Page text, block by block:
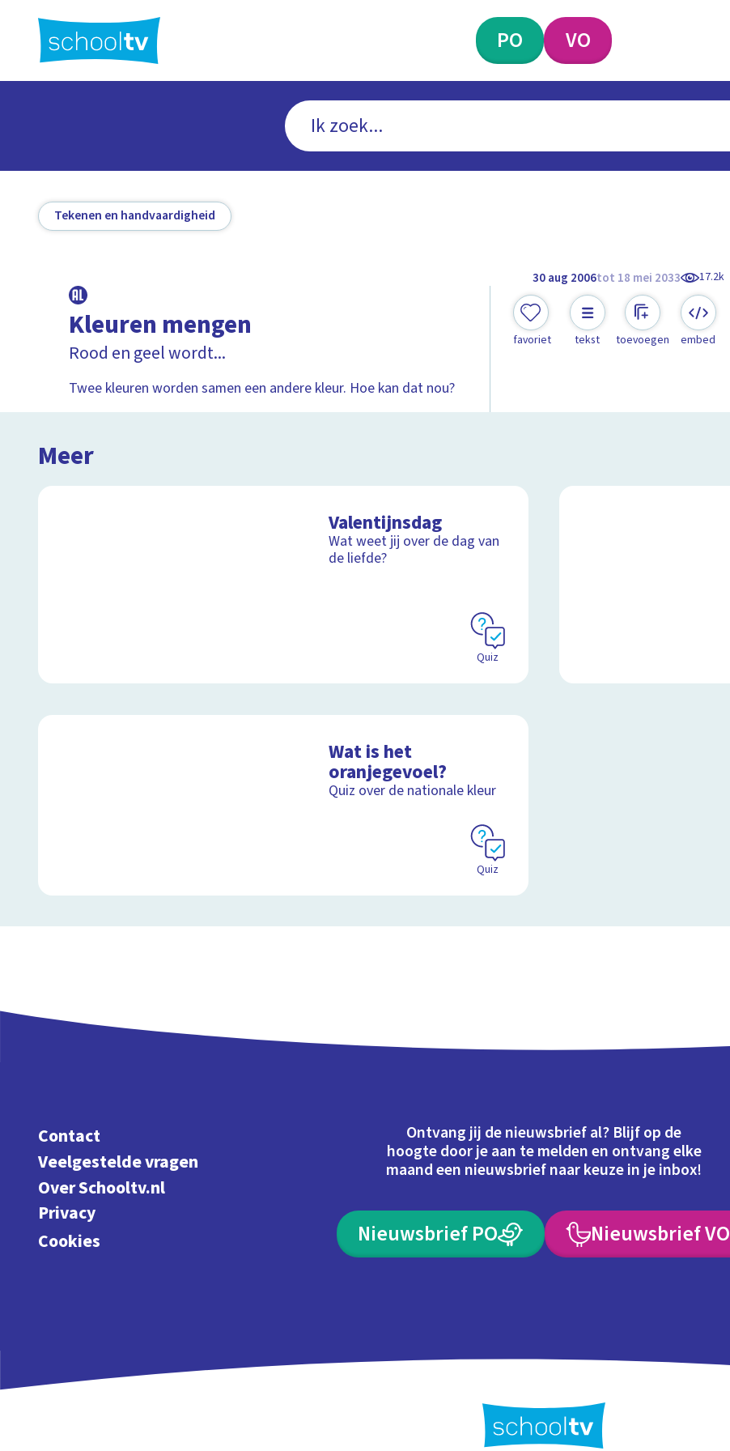
hoofdinhoud
PO VO
Tekenen en handvaardigheid
30 aug 2006tot 18 mei 2033 17.2k
Kleuren mengen
Rood en geel wordt...
Twee kleuren worden samen een andere kleur. Hoe kan dat nou?
favoriet tekst toevoegen embed
Meer
Valentijnsdag
Wat weet jij over de dag van
de liefde?
Quiz
Wat is het
oranjegevoel?
Quiz over de nationale kleur
Quiz
Contact
Veelgestelde vragen
Over Schooltv.nl
Privacy
Cookies
Ontvang jij de nieuwsbrief al? Blijf op de
hoogte door je aan te melden en ontvang elke
maand een nieuwsbrief naar keuze in je inbox!
Nieuwsbrief PO Nieuwsbrief VO